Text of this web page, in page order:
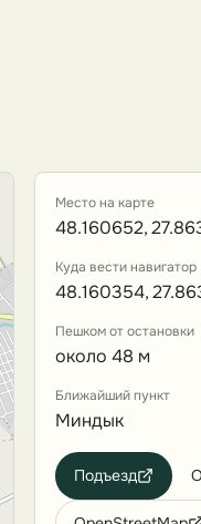
Место на карте
48.160652,
Куда вести навигатор
48.160354,
Пешком от остановки
около 48 м
Ближайший пункт
Миндык
Подъезд